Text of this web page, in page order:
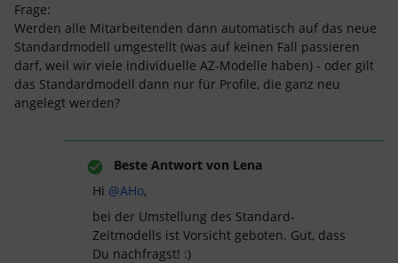
Frage:
Werden alle Mitarbeitenden dann automatisch auf das neue
Standardmodell umgestellt (was auf keinen Fall passieren
darf, weil wir viele individuelle AZ-Modelle haben) - oder gilt
das Standardmodell dann nur für Profile, die ganz neu
angelegt werden?
Beste Antwort von Lena
Hi @AHo,
bei der Umstellung des Standard-
Zeitmodells ist Vorsicht geboten. Gut, dass
Du nachfragst! :)